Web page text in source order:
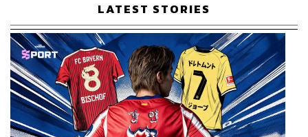
LATEST STORIES